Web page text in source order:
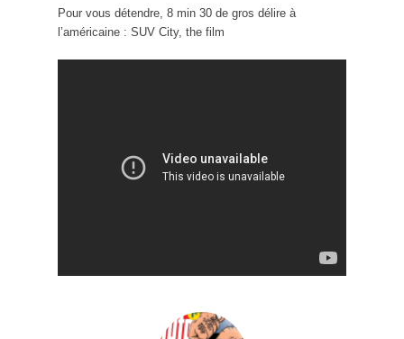
Pour vous détendre, 8 min 30 de gros délire à
l’américaine : SUV City, the film